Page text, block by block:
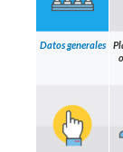
Datos generales